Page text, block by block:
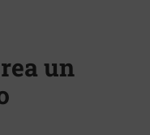
un